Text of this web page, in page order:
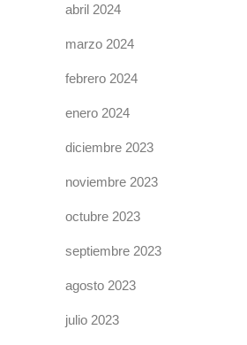
abril 2024
marzo 2024
febrero 2024
enero 2024
diciembre 2023
noviembre 2023
octubre 2023
septiembre 2023
agosto 2023
julio 2023